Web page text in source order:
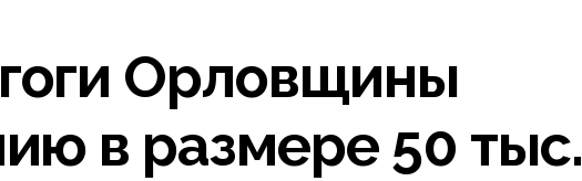
Орловщины
в размере 50 тыс.